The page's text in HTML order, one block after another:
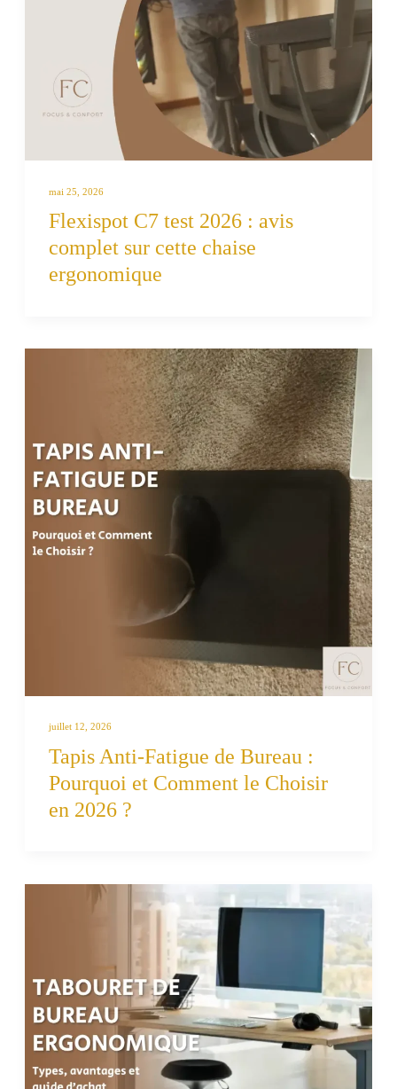
mai 25, 2026
Flexispot C7 test 2026 : avis
complet sur cette chaise
ergonomique
juillet 12, 2026
Tapis Anti-Fatigue de Bureau :
Pourquoi et Comment le Choisir
en 2026 ?